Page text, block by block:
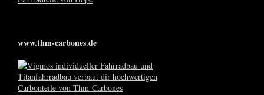
www.thm-carbones.de